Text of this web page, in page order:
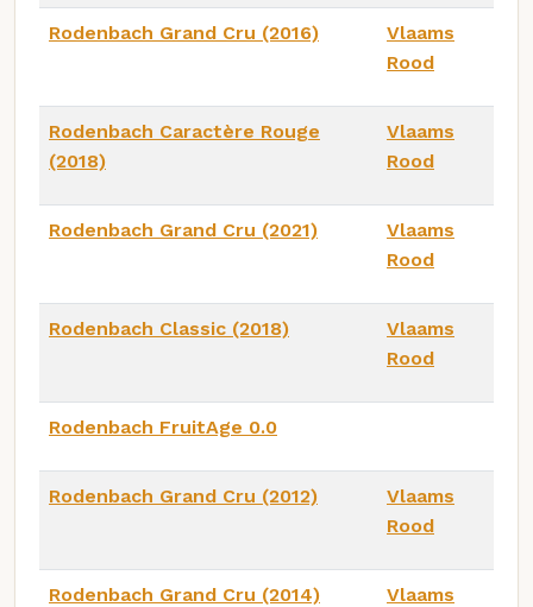
Rodenbach Grand Cru (2016)
Vlaams
Rood
Rodenbach Caractère Rouge
(2018)
Vlaams
Rood
Rodenbach Grand Cru (2021)
Vlaams
Rood
Rodenbach Classic (2018)
Vlaams
Rood
Rodenbach FruitAge 0.0
Rodenbach Grand Cru (2012)
Vlaams
Rood
Rodenbach Grand Cru (2014)
Vlaams